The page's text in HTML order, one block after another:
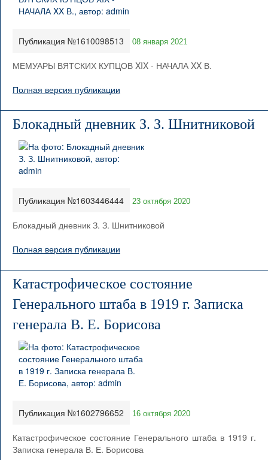
Публикация №1610098513 08 января 2021
МЕМУАРЫ ВЯТСКИХ КУПЦОВ XIX - НАЧАЛА XX В.
Полная версия публикации
Блокадный дневник З. З. Шнитниковой
Публикация №1603446444 23 октября 2020
Блокадный дневник З. З. Шнитниковой
Полная версия публикации
Катастрофическое состояние
Генерального штаба в 1919 г. Записка
генерала В. Е. Борисова
Публикация №1602796652 16 октября 2020
Катастрофическое состояние Генерального штаба в 1919 г.
Записка генерала В. Е. Борисова